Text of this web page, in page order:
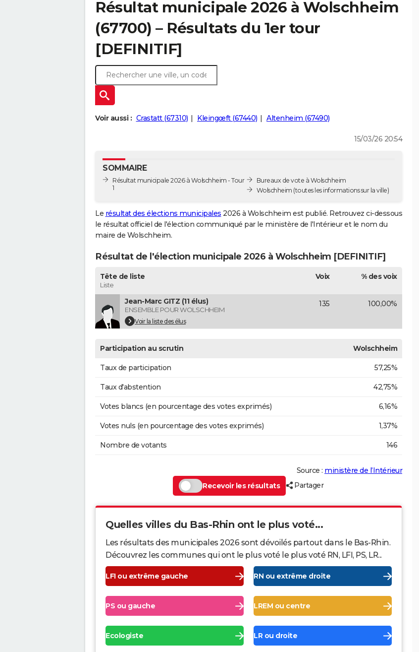
Résultat municipale 2026 à Wolschheim
(67700) – Résultats du 1er tour
[DEFINITIF]
Voir aussi : Crastatt (67310) Kleingœft (67440) Altenheim (67490)
15/03/26 20:54
SOMMAIRE
Résultat municipale 2026 à Wolschheim - Tour
1
Bureaux de vote à Wolschheim
Wolschheim (toutes les informations sur la ville)
Le résultat des élections municipales 2026 à Wolschheim est publié. Retrouvez ci-dessous
le résultat officiel de l'élection communiqué par le ministère de l'Intérieur et le nom du
maire de Wolschheim.
Résultat de l'élection municipale 2026 à Wolschheim [DEFINITIF]
Tête de liste
Liste
Voix % des voix
Jean-Marc GITZ (11 élus)
ENSEMBLE POUR WOLSCHHEIM
Voir la liste des élus
135 100,00%
Participation au scrutin Wolschheim
Taux de participation 57,25%
Taux d'abstention 42,75%
Votes blancs (en pourcentage des votes exprimés) 6,16%
Votes nuls (en pourcentage des votes exprimés) 1,37%
Nombre de votants 146
Source : ministère de l’Intérieur
Recevoir les résultats
Partager
Quelles villes du Bas-Rhin ont le plus voté...
Les résultats des municipales 2026 sont dévoilés partout dans le Bas-Rhin.
Découvrez les communes qui ont le plus voté le plus voté RN, LFI, PS, LR...
LFI ou extrême gauche RN ou extrême droite
PS ou gauche LREM ou centre
Ecologiste LR ou droite